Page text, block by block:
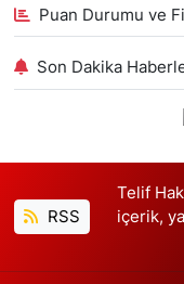
Puan Durumu ve
Son Dakika
RSS
Telif
içerik,